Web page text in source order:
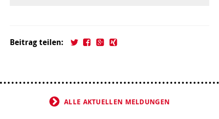
Beitrag teilen:
ALLE AKTUELLEN MELDUNGEN